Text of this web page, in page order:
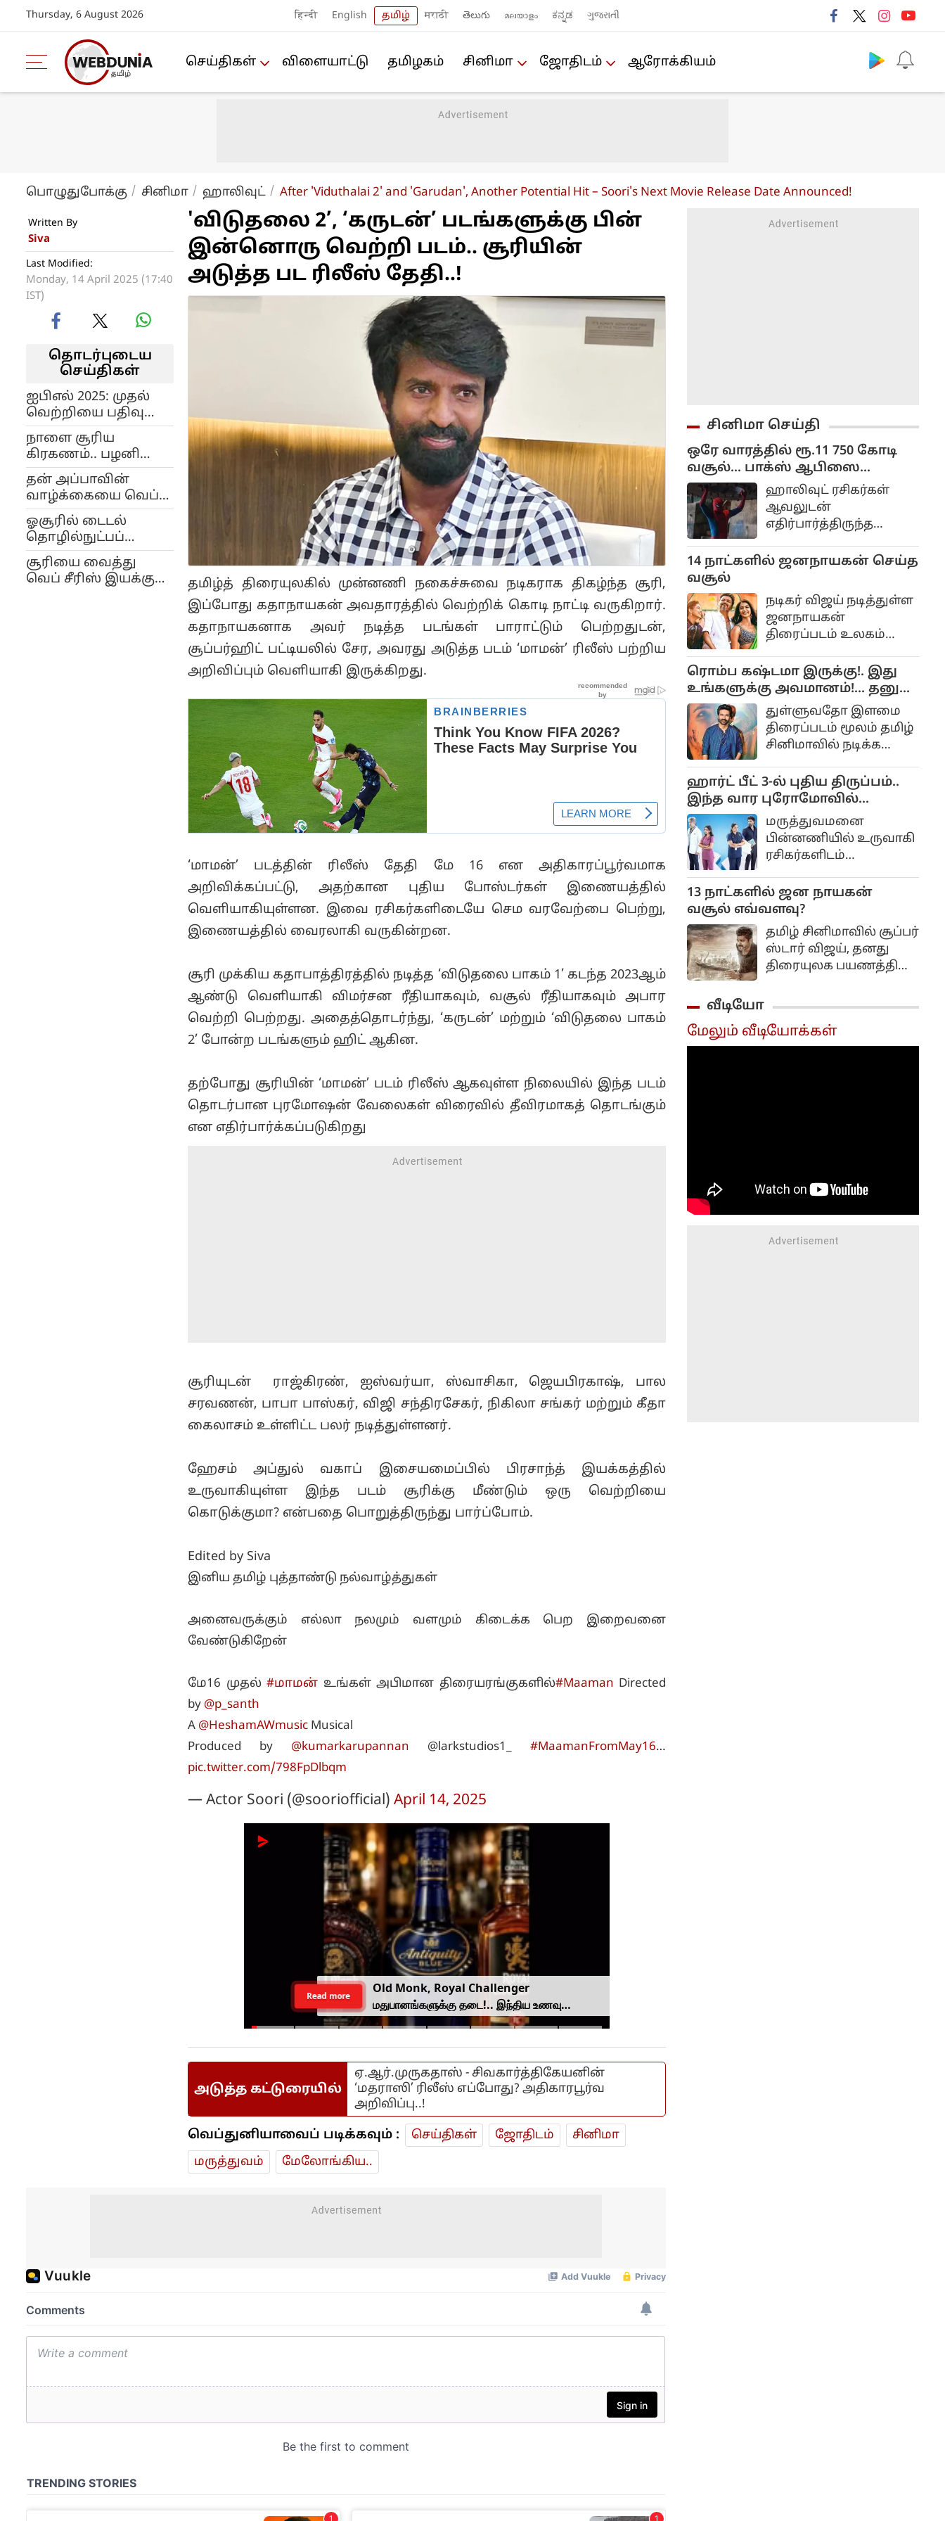
Thursday, 6 August 2026 हिन्दी English தமிழ் मराठी తెలుగు മലയാളം ಕನ್ನಡ ગુજરાતી
செய்திகள் விளையா‌ட்டு த‌மிழக‌ம் சினிமா ஜோ‌திட‌ம் ஆரோக்கியம்
பொழுதுபோக்கு சினிமா ஹாலிவுட் After 'Viduthalai 2' and 'Garudan', Another Potential Hit – Soori's Next Movie Release Date Announced!
Written By
Siva
Last Modified:
Monday, 14 April 2025 (17:40
IST)
தொடர்புடைய
செய்திகள்
ஐபிஎல் 2025: முதல்
வெற்றியை பதிவு
செய்தது குஜராத்..
தொடரும் மும்பையின்
சோகம்..!
நாளை சூரிய
கிரகணம்.. பழனி
முருகன் கோவிலில்
பக்தர்கள்
தரிசனத்துக்கு
அனுமதி உண்டா?
தன் அப்பாவின்
வாழ்க்கையை வெப்
சீரிஸாக எடுக்கும்
சூரி… இயக்குனர்
இவர்தான்!
ஓசூரில் டைடல்
தொழில்நுட்பப்
பூங்கா..! தமிழ்நாடு
பட்ஜெட்டில் அறிவிப்பு
சூரியை வைத்து
வெப் சீரிஸ் இயக்கும்
'விடுதலை 2’, ‘கருடன்’ படங்களுக்கு பின்
இன்னொரு வெற்றி படம்.. சூரியின்
அடுத்த பட ரிலீஸ் தேதி..!
தமிழ்த் திரையுலகில் முன்னணி நகைச்சுவை நடிகராக திகழ்ந்த சூரி,
இப்போது கதாநாயகன் அவதாரத்தில் வெற்றிக் கொடி நாட்டி வருகிறார்.
கதாநாயகனாக அவர் நடித்த படங்கள் பாராட்டும் பெற்றதுடன்,
சூப்பர்ஹிட் பட்டியலில் சேர, அவரது அடுத்த படம் ‘மாமன்’ ரிலீஸ் பற்றிய
அறிவிப்பும் வெளியாகி இருக்கிறது.
‘மாமன்’ படத்தின் ரிலீஸ் தேதி மே 16 என அதிகாரப்பூர்வமாக
அறிவிக்கப்பட்டு, அதற்கான புதிய போஸ்டர்கள் இணையத்தில்
வெளியாகியுள்ளன. இவை ரசிகர்களிடையே செம வரவேற்பை பெற்று,
இணையத்தில் வைரலாகி வருகின்றன.
சூரி முக்கிய கதாபாத்திரத்தில் நடித்த ‘விடுதலை பாகம் 1’ கடந்த 2023ஆம்
ஆண்டு வெளியாகி விமர்சன ரீதியாகவும், வசூல் ரீதியாகவும் அபார
வெற்றி பெற்றது. அதைத்தொடர்ந்து, ‘கருடன்’ மற்றும் ‘விடுதலை பாகம்
2’ போன்ற படங்களும் ஹிட் ஆகின.
தற்போது சூரியின் ‘மாமன்’ படம் ரிலீஸ் ஆகவுள்ள நிலையில் இந்த படம்
தொடர்பான புரமோஷன் வேலைகள் விரைவில் தீவிரமாகத் தொடங்கும்
என எதிர்பார்க்கப்படுகிறது
சூரியுடன் ராஜ்கிரண், ஐஸ்வர்யா, ஸ்வாசிகா, ஜெயபிரகாஷ், பால
சரவணன், பாபா பாஸ்கர், விஜி சந்திரசேகர், நிகிலா சங்கர் மற்றும் கீதா
கைலாசம் உள்ளிட்ட பலர் நடித்துள்ளனர்.
ஹேசம் அப்துல் வகாப் இசையமைப்பில் பிரசாந்த் இயக்கத்தில்
உருவாகியுள்ள இந்த படம் சூரிக்கு மீண்டும் ஒரு வெற்றியை
கொடுக்குமா? என்பதை பொறுத்திருந்து பார்ப்போம்.
Edited by Siva
இனிய தமிழ் புத்தாண்டு நல்வாழ்த்துகள்
அனைவருக்கும் எல்லா நலமும் வளமும் கிடைக்க பெற இறைவனை
வேண்டுகிறேன்
மே16 முதல் #மாமன் உங்கள் அபிமான திரையரங்குகளில்#Maaman Directed
by @p_santh
A @HeshamAWmusic Musical
Produced by @kumarkarupannan @larkstudios1_ #MaamanFromMay16…
pic.twitter.com/798FpDlbqm
— Actor Soori (@sooriofficial) April 14, 2025
Old Monk, Royal Challenger
மதுபானங்களுக்கு தடை!.. இந்திய உணவு
பாதுகாப்பு ஆணையம் அதிரடி.
Read more
அடுத்த கட்டுரையில்
ஏ.ஆர்.முருகதாஸ் - சிவகார்த்திகேயனின்
‘மதராஸி’ ரிலீஸ் எப்போது? அதிகாரபூர்வ
அறிவிப்பு..!
வெப்துனியாவைப் படிக்கவும் : செய்திகள் ஜோ‌திட‌ம்
சினிமா
மரு‌த்துவ‌ம்
மேலோங்கிய..
சினிமா செய்தி
ஒரே வாரத்தில் ரூ.11 750 கோடி
வசூல்... பாக்ஸ் ஆபிஸை
கலக்கும் ஸ்பைடர்-மேன்:
பிராண்ட் நியூ டே
ஹாலிவுட் ரசிகர்கள்
ஆவலுடன்
எதிர்பார்த்திருந்த
நியூ டே திரைப்படம்
வெற்றிகரமாக
திரையரங்குகளில்
14 நாட்களில் ஜனநாயகன் செய்த
வசூல்
நடிகர் விஜய் நடித்துள்ள
ஜனநாயகன்
திரைப்படம் உலகம்
வெற்றிகரமாக
ஓடிக்கொண்டிருக்கிறது.
ரசிகர்களிடையே நல்ல
வரவேற்பைப்
ரொம்ப கஷ்டமா இருக்கு!. இது
உங்களுக்கு அவமானம்!... தனுஷ்
கோபம்!..
துள்ளுவதோ இளமை
திரைப்படம் மூலம் தமிழ்
சினிமாவில் நடிக்க
ஹார்ட் பீட் 3-ல் புதிய திருப்பம்..
இந்த வார புரோமோவில்
களமிறங்கிய காயத்ரி!
மருத்துவமனை
பின்னணியில் உருவாகி
ரசிகர்களிடம்
வரவேற்பைப் பெற்ற
வெப் தொடராக ஹார்ட்
பீட் திகழ்கிறது. ஜியோ
13 நாட்களில் ஜன நாயகன்
வசூல் எவ்வளவு?
தமிழ் சினிமாவில் சூப்பர்
ஸ்டார் விஜய், தனது
திரையுலக பயணத்தில்
உனக்காக, காதலுக்கு
வீடியோ
மேலும் வீடியோக்கள்